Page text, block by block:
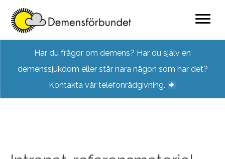
content
Har du frågor om demens? Har du själv en
demenssjukdom eller står nära någon som har det?
Kontakta vår telefonrådgivning.